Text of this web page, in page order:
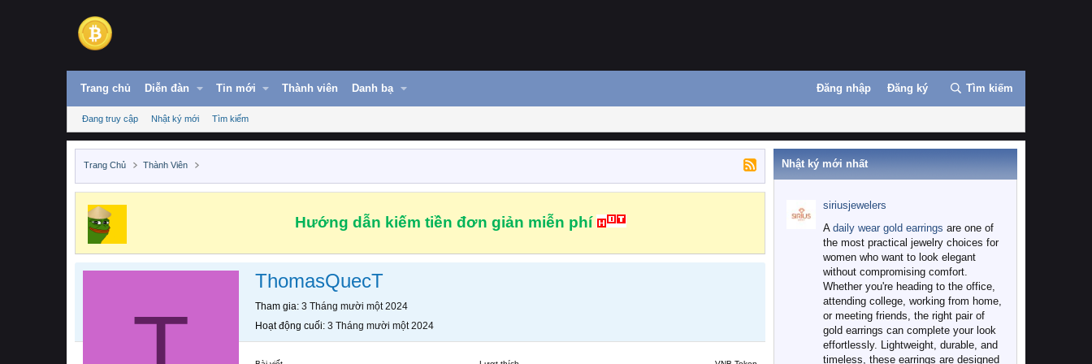
Trang chủ Diễn đàn Tin mới Thành viên Danh bạ Đăng nhập Đăng ký Tìm kiếm
Đang truy cập Nhật ký mới Tìm kiếm
Trang Chủ Thành Viên
Hướng dẫn kiếm tiền đơn giản miễn phí
ThomasQuecT
Tham gia 3 Tháng mười một 2024
Hoạt động cuối 3 Tháng mười một 2024
Nhật ký mới nhất
siriusjewelers
A daily wear gold earrings are one of
the most practical jewelry choices for
women who want to look elegant
without compromising comfort.
Whether you're heading to the office,
attending college, working from home,
or meeting friends, the right pair of
gold earrings can complete your look
effortlessly. Lightweight, durable, and
timeless, these earrings are designed